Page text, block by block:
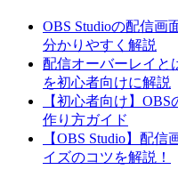
OBS Studioの配信画
分かりやすく解説
配信オーバーレイと
を初心者向けに解説
【初心者向け】
作り方ガイド
【OBS Studio】配
イズのコツを解説！